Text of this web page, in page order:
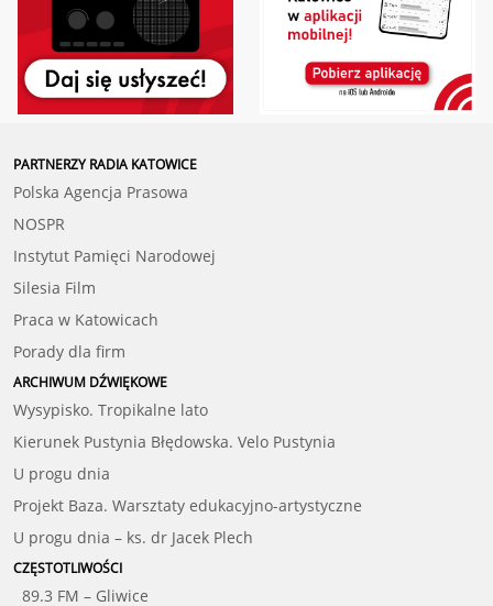
PARTNERZY RADIA KATOWICE
Polska Agencja Prasowa
NOSPR
Instytut Pamięci Narodowej
Silesia Film
Praca w Katowicach
Porady dla firm
ARCHIWUM DŹWIĘKOWE
Wysypisko. Tropikalne lato
Kierunek Pustynia Błędowska. Velo Pustynia
U progu dnia
Projekt Baza. Warsztaty edukacyjno-artystyczne
U progu dnia – ks. dr Jacek Plech
CZĘSTOTLIWOŚCI
89.3 FM – Gliwice